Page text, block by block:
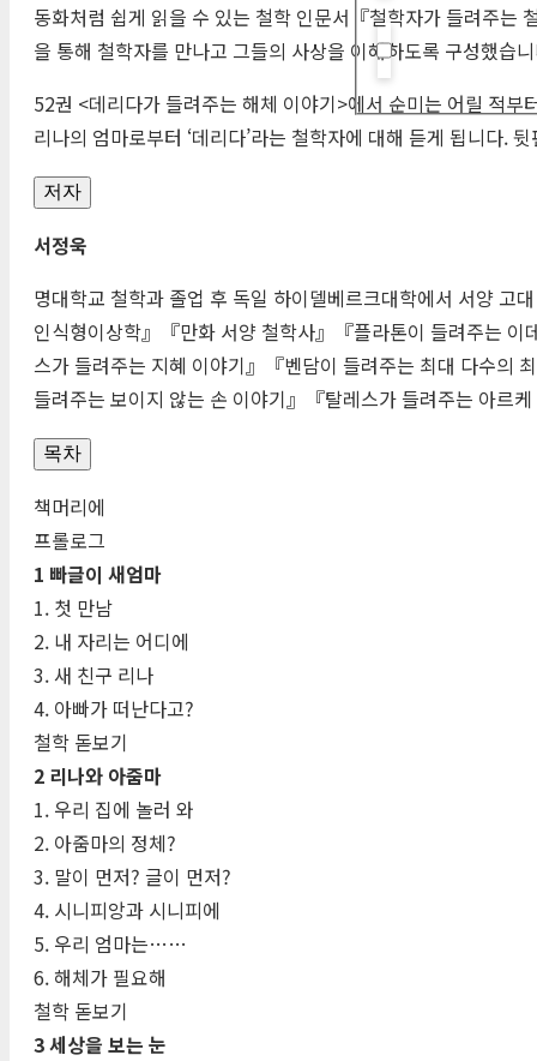
Hidden label
동화처럼 쉽게 읽을 수 있는 철학 인문서『철학자가 들려주
을 통해 철학자를 만나고 그들의 사상을 이해하도록 구성했습
52권 <데리다가 들려주는 해체 이야기>에서 순미는 어릴 적
리나의 엄마로부터 ‘데리다’라는 철학자에 대해 듣게 됩니다.
저자
서정욱
명대학교 철학과 졸업 후 독일 하이델베르크대학에서 서양 고
인식형이상학』『만화 서양 철학사』『플라톤이 들려주는
스가 들려주는 지혜 이야기』『벤담이 들려주는 최대 다수의
들려주는 보이지 않는 손 이야기』『탈레스가 들려주는 아르
목차
책머리에
프롤로그
1 빠글이 새엄마
1. 첫 만남
2. 내 자리는 어디에
3. 새 친구 리나
4. 아빠가 떠난다고?
철학 돋보기
2 리나와 아줌마
1. 우리 집에 놀러 와
2. 아줌마의 정체?
3. 말이 먼저? 글이 먼저?
4. 시니피앙과 시니피에
5. 우리 엄마는……
6. 해체가 필요해
철학 돋보기
3 세상을 보는 눈